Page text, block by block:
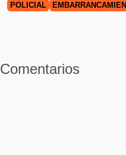
POLICIAL
Comentarios